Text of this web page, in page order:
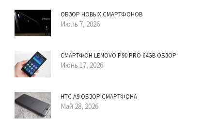
ОБЗОР НОВЫХ СМАРТФОНОВ
Июль 7, 2026
СМАРТФОН LENOVO P90 PRO 64GB ОБЗОР
Июнь 17, 2026
HTC A9 ОБЗОР СМАРТФОНА
Май 28, 2026